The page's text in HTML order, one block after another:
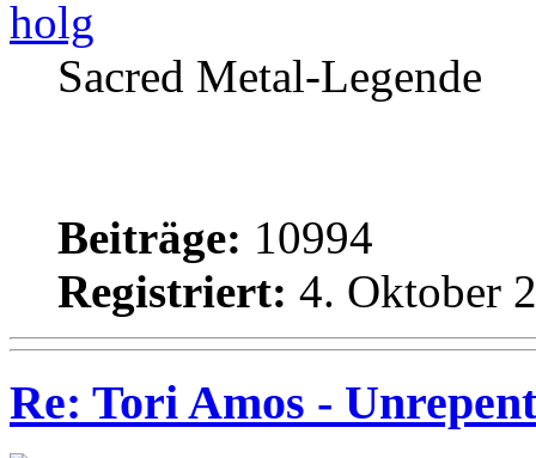
holg
Sacred Metal-Legende
Beiträge: 10994
Registriert: 4. Oktober
Re: Tori Amos -